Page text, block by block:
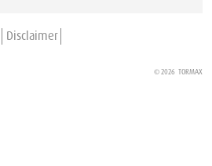
Disclaimer
© 2026 TORMAX